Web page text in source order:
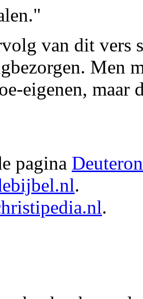
van dit vers
Men
eigenen, maar
pagina
.
.